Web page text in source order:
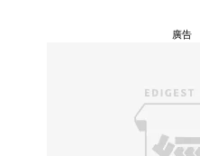
廣告